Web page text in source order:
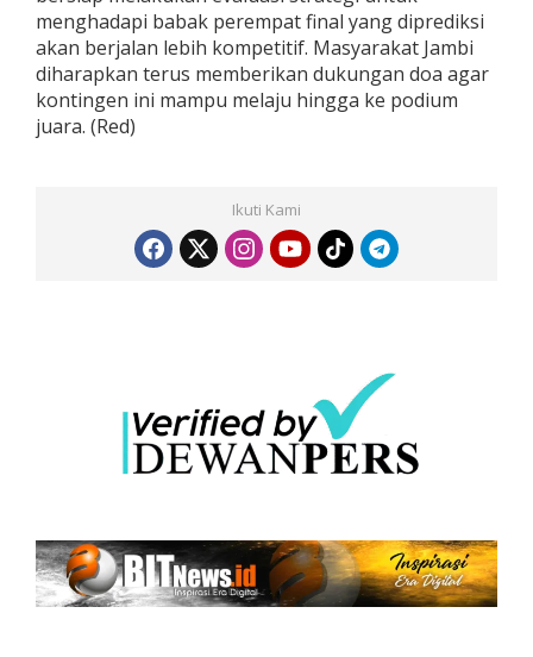
menghadapi babak perempat final yang diprediksi
akan berjalan lebih kompetitif. Masyarakat Jambi
diharapkan terus memberikan dukungan doa agar
kontingen ini mampu melaju hingga ke podium
juara. (Red)
Ikuti Kami